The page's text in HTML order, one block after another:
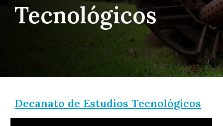
Tecnológicos
Decanato de Estudios Tecnológicos